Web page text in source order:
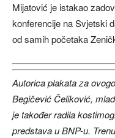
Mijatović je istakao
konferencije na Svjetski
od samih početaka
Autorica plakata za
Begičević Čeliković,
je također radila
predstava u BNP-u.